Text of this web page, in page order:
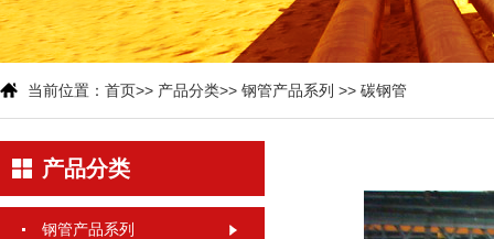
当前位置： 首页>> 产品分类>> 钢管产品系列 >> 碳钢管
产品分类
钢管产品系列